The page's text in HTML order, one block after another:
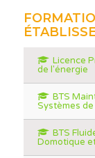
Licence
de l'énergie
BTS
Systèmes
BTS
Domotique